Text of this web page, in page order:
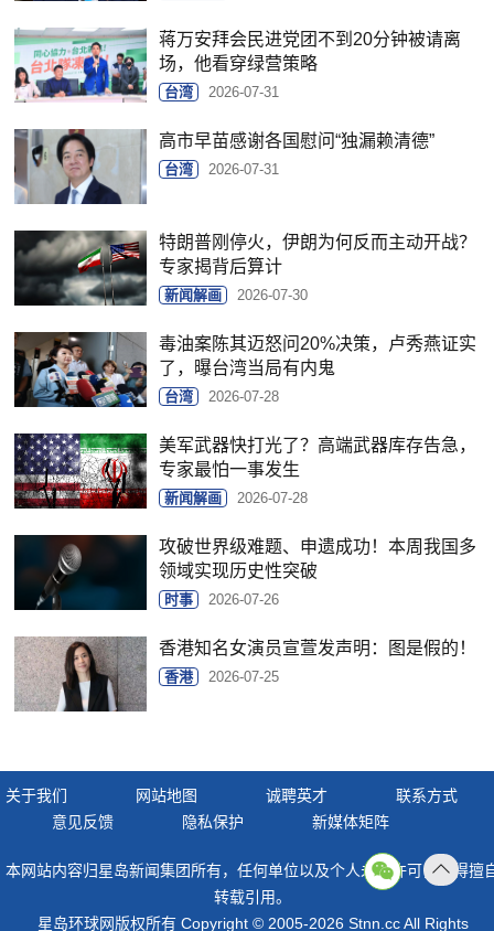
蒋万安拜会民进党团不到20分钟被请离
场，他看穿绿营策略
台湾 2026-07-31
高市早苗感谢各国慰问“独漏赖清德”
台湾 2026-07-31
特朗普刚停火，伊朗为何反而主动开战？
专家揭背后算计
新闻解画 2026-07-30
毒油案陈其迈怒问20%决策，卢秀燕证实
了，曝台湾当局有内鬼
台湾 2026-07-28
美军武器快打光了？高端武器库存告急，
专家最怕一事发生
新闻解画 2026-07-28
攻破世界级难题、申遗成功！本周我国多
领域实现历史性突破
时事 2026-07-26
香港知名女演员宣萱发声明：图是假的！
香港 2026-07-25
关于我们 网站地图 诚聘英才
联系方式
意见反馈
隐私保护 新媒体矩阵
本网站内容归星岛新闻集团所有，任何单位以及个人未经许可，不得擅
转载引用。
星岛环球网版权所有 Copyright © 2005-2026 Stnn.cc All Rights
顶部